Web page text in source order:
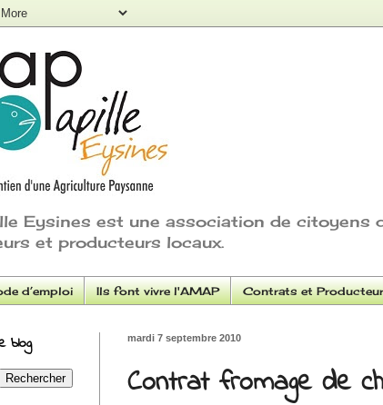
Eysines est une association de citoyens
et producteurs locaux.
d’emploi Ils font vivre l'AMAP Contrats et
mardi 7 septembre 2010
Contrat fromage de
blog